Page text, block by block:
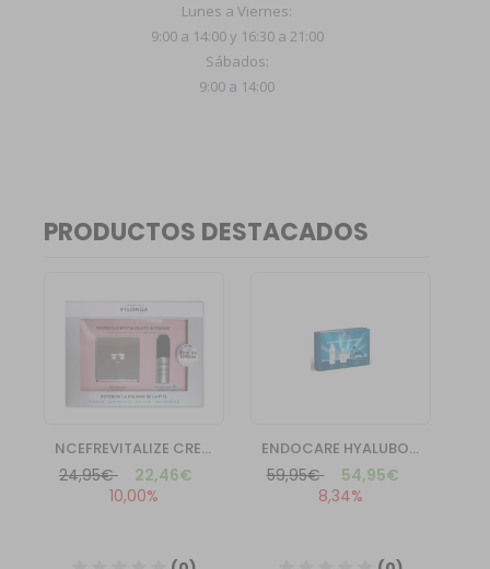
Lunes a Viernes:
9:00 a 14:00 y 16:30 a 21:00
Sábados:
9:00 a 14:00